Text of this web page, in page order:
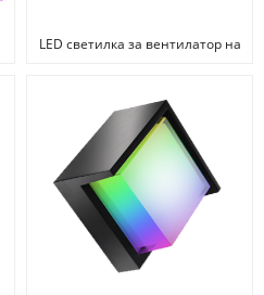
LED светилка за вентилатор на